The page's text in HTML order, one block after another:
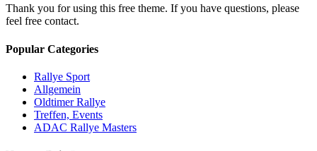
Thank you for using this free theme. If you have questions, please
feel free contact.
Popular Categories
Rallye Sport
Allgemein
Oldtimer Rallye
Treffen, Events
ADAC Rallye Masters